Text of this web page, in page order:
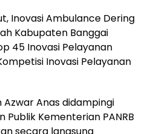
Inovasi Ambulance Dering
Kabupaten Banggai
45 Inovasi Pelayanan
Inovasi Pelayanan
Azwar Anas didampingi
Publik Kementerian PANRB